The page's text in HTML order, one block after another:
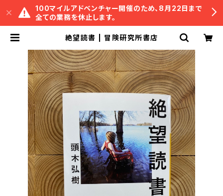
100マイルアドベンチャー開催のため、8月22日まで
全ての業務を休止します。
絶望読書 | 冒険研究所書店